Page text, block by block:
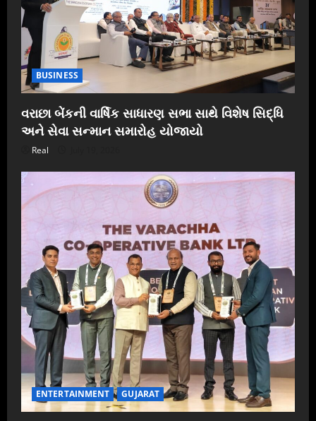
BUSINESS
વરાછા બેંકની વાર્ષિક સાધારણ સભા સાથે વિશેષ સિદ્ધિ
અને સેવા સન્માન સમારોહ યોજાયો
Real
ENTERTAINMENT GUJARAT